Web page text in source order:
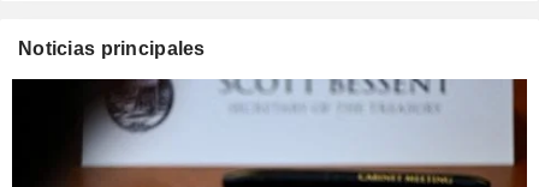
Noticias principales